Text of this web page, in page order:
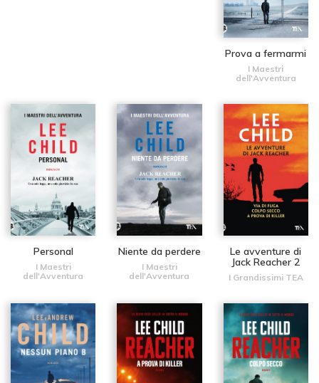
Prova a fermarmi
I Maestri
dell'Avventura
Personal
I Maestri
dell'Avventura
Niente da perdere
I Maestri
dell'Avventura
Le avventure di
Jack Reacher 2
I Grandissimi TEA